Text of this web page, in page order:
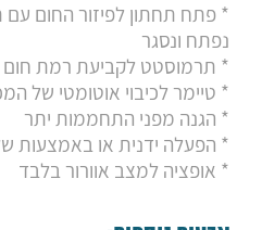
* פתח תחתון לפיזור החום
נפתח ונסגר
* תרמוסטט לקביעת רמת חום
* טיימר לכיבוי אוטומטי של
* הגנה מפני התחממות יתר
* הפעלה ידנית או באמצעות
* אופציה למצב אוורור בלבד